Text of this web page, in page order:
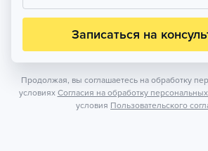
Записаться на
Продолжая, вы соглашаетесь на обработку
условиях Согласия на обработку
условия Пользовательского